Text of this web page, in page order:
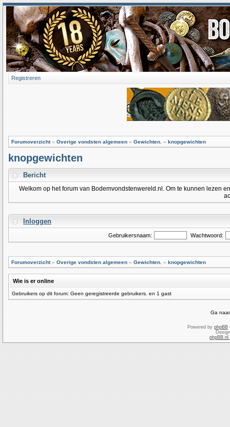
Registreren
Forumoverzicht» Overige vondsten algemeen » Gewichten. » knopgewichten
knopgewichten
Bericht
Welkom op het forum van Bodemvondstenwereld.nl. Om te kunnen lezen
Inloggen
Gebruikersnaam: Wachtwoord:
Forumoverzicht» Overige vondsten algemeen » Gewichten. » knopgewichten
Wie is er online
Gebruikers op dit forum: Geen geregistreerde gebruikers. en 1 gast
Ga
Powered by phpBB
phpBB.nl